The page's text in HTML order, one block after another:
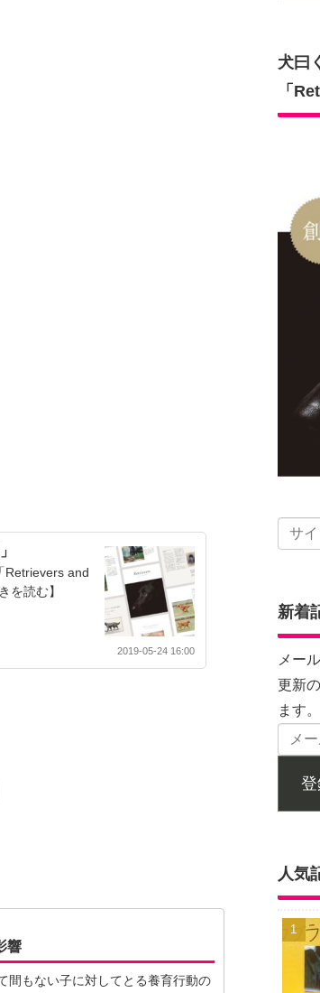
Retrievers and
を読む】
2019-05-24 16:00
響
間もない子に対してとる養育行動の
犬曰
「
新着
メー
更新
ます。
人気